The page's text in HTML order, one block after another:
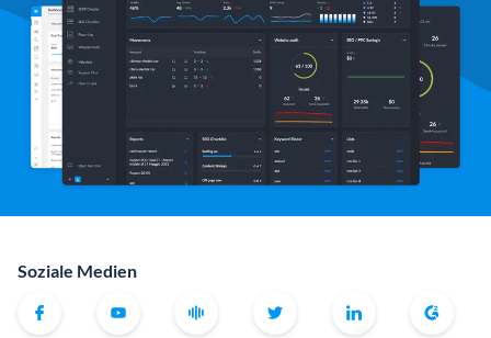
Soziale Medien